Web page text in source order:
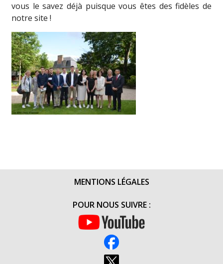
vous le savez déjà puisque vous êtes des fidèles de
notre site !
MENTIONS LÉGALES
POUR NOUS SUIVRE :